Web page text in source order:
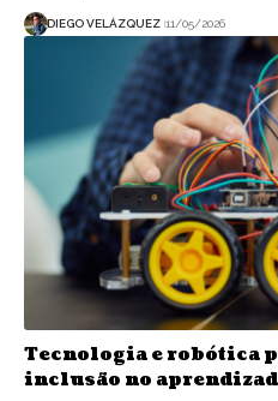
DIEGO VELÁZQUEZ 11/05/2026
Tecnologia e robótica
inclusão no